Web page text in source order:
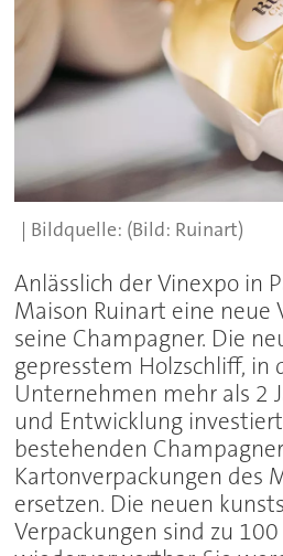
(Bild: Ruinart)
Anlässlich der Vinexpo in
Maison Ruinart eine neue
seine Champagner. Die
gepresstem Holzschliff, in
Unternehmen mehr als 2
und Entwicklung
bestehenden
Kartonverpackungen des
ersetzen. Die neuen
Verpackungen sind zu 100